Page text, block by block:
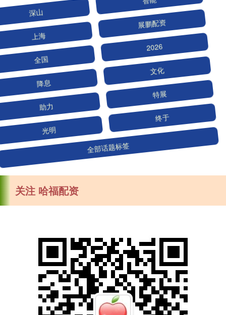
深山 智能
上海 展鹏配资
全国 2026
降息 文化
助力 特展
光明 终于
全部话题标签
关注 哈福配资